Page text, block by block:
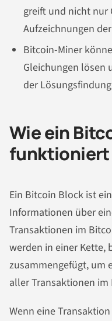
greift und nicht nur
Aufzeichnungen
Bitcoin-Miner
Gleichungen lösen
der
Wie ein
funktioniert
Ein Bitcoin Block ist
Informationen über
Transaktionen im
werden in einer Kette,
zusammengefügt, um
aller Transaktionen
Wenn eine